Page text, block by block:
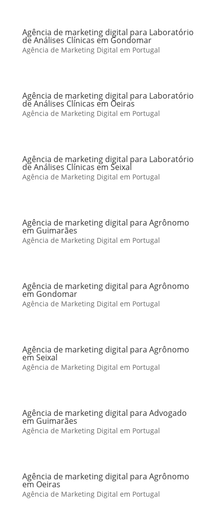
Agência de marketing digital para Laboratório
de Análises Clínicas em Gondomar
Agência de Marketing Digital em Portugal
Agência de marketing digital para Laboratório
de Análises Clínicas em Oeiras
Agência de Marketing Digital em Portugal
Agência de marketing digital para Laboratório
de Análises Clínicas em Seixal
Agência de Marketing Digital em Portugal
Agência de marketing digital para Agrônomo
em Guimarães
Agência de Marketing Digital em Portugal
Agência de marketing digital para Agrônomo
em Gondomar
Agência de Marketing Digital em Portugal
Agência de marketing digital para Agrônomo
em Seixal
Agência de Marketing Digital em Portugal
Agência de marketing digital para Advogado
em Guimarães
Agência de Marketing Digital em Portugal
Agência de marketing digital para Agrônomo
em Oeiras
Agência de Marketing Digital em Portugal